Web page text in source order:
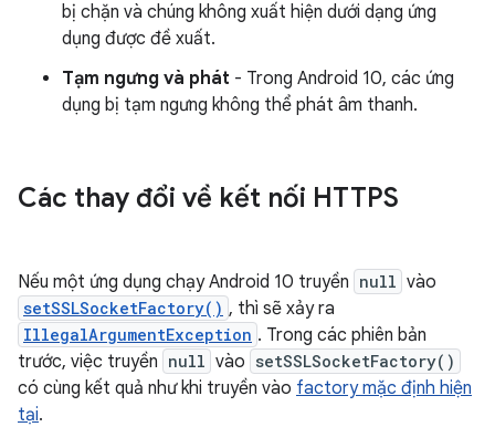
bị chặn và chúng không xuất hiện dưới dạng ứng
dụng được đề xuất.
Tạm ngưng và phát - Trong Android 10, các ứng
dụng bị tạm ngưng không thể phát âm thanh.
Các thay đổi về kết nối HTTPS
Nếu một ứng dụng chạy Android 10 truyền null vào
setSSLSocketFactory() , thì sẽ xảy ra
IllegalArgumentException . Trong các phiên bản
trước, việc truyền null vào setSSLSocketFactory()
có cùng kết quả như khi truyền vào factory mặc định hiện
tại.